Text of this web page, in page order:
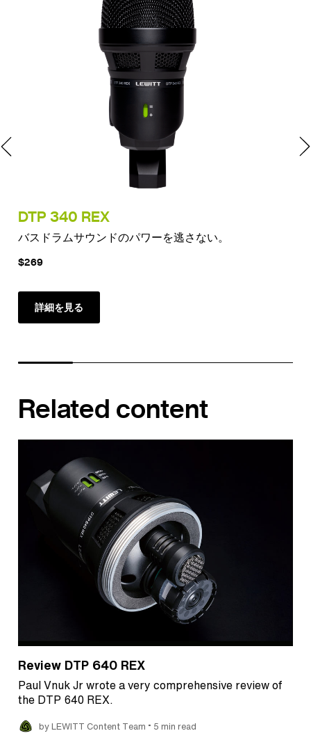
DTP 340 REX
バスドラムサウンドのパワーを逃さない。
$269
詳細を見る
Related content
Review DTP 640 REX
Paul Vnuk Jr wrote a very comprehensive review of
the DTP 640 REX.
by LEWITT Content Team • 5 min read